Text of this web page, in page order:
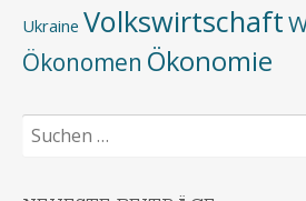
Ukraine Volkswirtschaft
Ökonomen Ökonomie
Suchen
nach: